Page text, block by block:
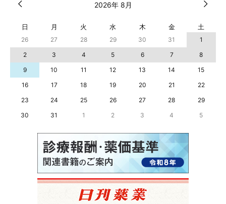
2026年 8月
日 月 火 水 木 金 土
26 27 28 29 30 31
1
2
3 4 5 6 7
8
9
10 11 12 13 14
15
16
17 18 19 20 21
22
23
24 25 26 27 28
29
30
31 1 2 3 4 5